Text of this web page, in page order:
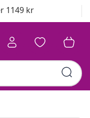
1149 kr